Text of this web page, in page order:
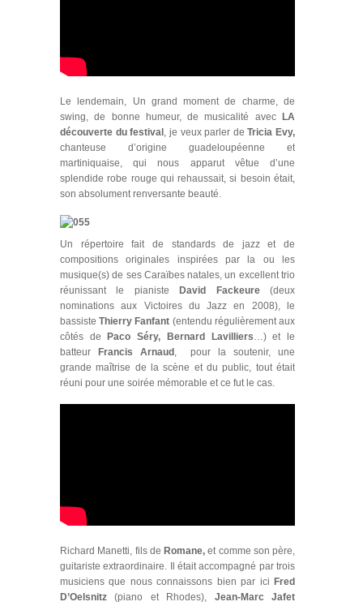
Le lendemain, Un grand moment de charme, de
swing, de bonne humeur, de musicalité avec
LA
découverte du festival , je veux parler deTricia Evy,
chanteuse d’origine guadeloupéenne et
martiniquaise, qui nous apparut vêtue d’une
splendide robe rouge qui rehaussait, si besoin était,
son absolument renversante beauté.
Un répertoire fait de standards de jazz et de
compositions originales inspirées par la ou les
musique(s) de ses Caraïbes natales, un excellent trio
réunissant le pianiste
David Fackeure(deux
nominations aux Victoires du Jazz en 2008), le
bassisteThierry Fanfant (entendu régulièrement aux
côtés de Paco Séry, Bernard Lavilliers…) et le
batteur
Francis Arnaud , pour la soutenir, une
grande maîtrise de la scène et du public, tout était
réuni pour une soirée mémorable et ce fut le cas.
Richard Manetti, fils de Romane, et comme son père,
guitariste extraordinaire. Il était accompagné par trois
musiciens que nous connaissons bien par ici Fred
D’Oelsnitz(piano et Rhodes), Jean-Marc Jafet